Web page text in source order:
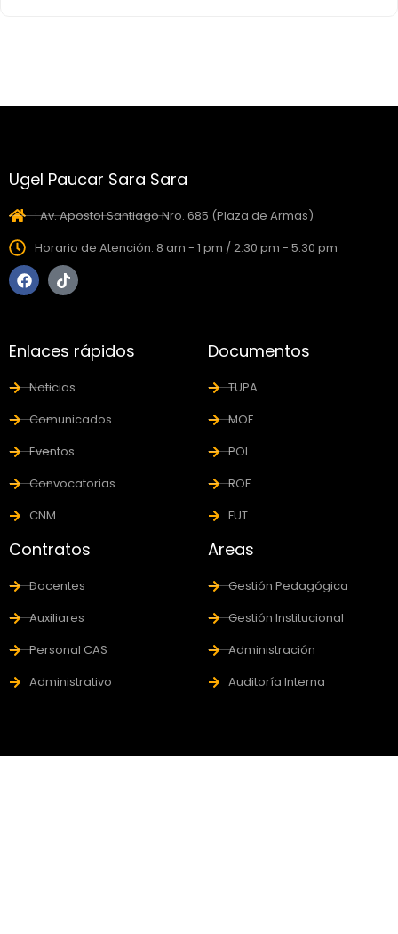
Ugel Paucar Sara Sara
: Av. Apostol Santiago Nro. 685 (Plaza de Armas)
Horario de Atención: 8 am - 1 pm / 2.30 pm - 5.30 pm
Enlaces rápidos
Noticias
Comunicados
Eventos
Convocatorias
CNM
Documentos
TUPA
MOF
POI
ROF
FUT
Contratos
Docentes
Auxiliares
Personal CAS
Administrativo
Areas
Gestión Pedagógica
Gestión Institucional
Administración
Auditoría Interna